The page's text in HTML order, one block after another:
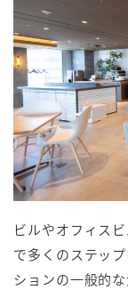
ビルやオフィス
で多くのステッ
ションの一般的